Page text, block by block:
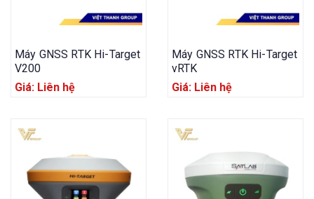
Máy GNSS RTK Hi-Target
V200
Giá: Liên hệ
Máy GNSS RTK Hi-Target
vRTK
Giá: Liên hệ